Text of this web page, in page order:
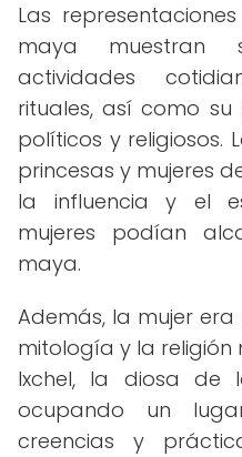
Las
maya muestran
actividades
rituales, así como su
políticos y religiosos.
princesas y mujeres
la influencia y el
mujeres podían
maya.
Además, la mujer
mitología y la religión
Ixchel, la diosa de
ocupando un
creencias y